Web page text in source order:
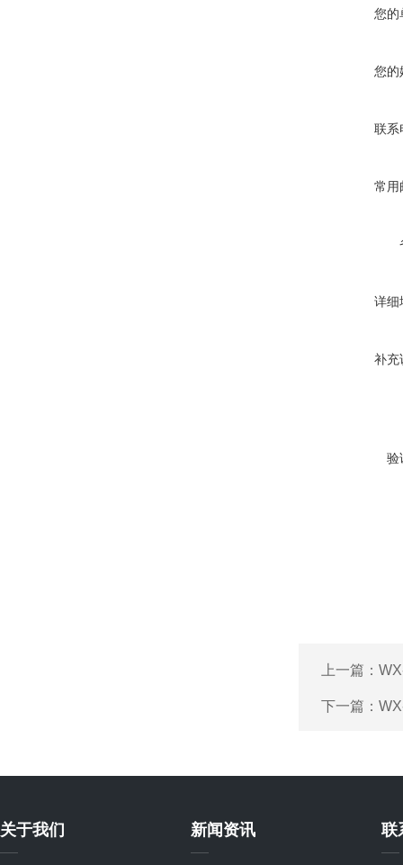
您的
您的
联系
常用
详细
补充
验
上一篇：
下一篇：
关于我们 新闻资讯 联